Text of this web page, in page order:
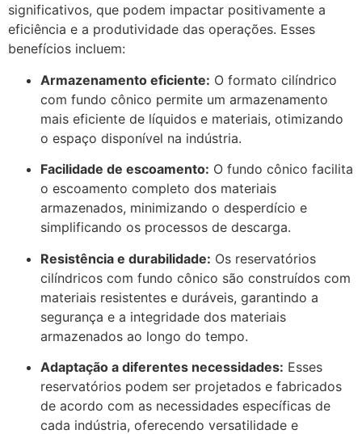
significativos, que podem impactar positivamente a
eficiência e a produtividade das operações. Esses
benefícios incluem:
Armazenamento eficiente: O formato cilíndrico
com fundo cônico permite um armazenamento
mais eficiente de líquidos e materiais, otimizando
o espaço disponível na indústria.
Facilidade de escoamento: O fundo cônico facilita
o escoamento completo dos materiais
armazenados, minimizando o desperdício e
simplificando os processos de descarga.
Resistência e durabilidade: Os reservatórios
cilíndricos com fundo cônico são construídos com
materiais resistentes e duráveis, garantindo a
segurança e a integridade dos materiais
armazenados ao longo do tempo.
Adaptação a diferentes necessidades: Esses
reservatórios podem ser projetados e fabricados
de acordo com as necessidades específicas de
cada indústria, oferecendo versatilidade e